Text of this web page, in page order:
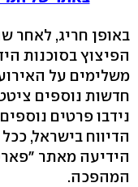
באופן חריג, לאחר
הפיצוץ בסוכנות
משלימים על
חדשות נוספים
נידבו פרטים
הדיווח בישראל,
הידיעה מאתר
המהפכה.